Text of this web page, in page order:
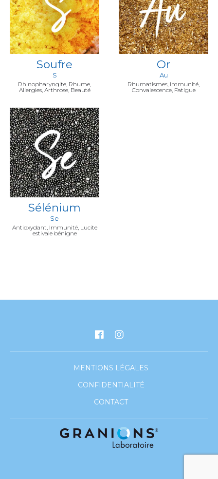
Soufre
S
Rhinopharyngite, Rhume,
Allergies, Arthrose, Beauté
Or
Au
Rhumatismes, Immunité,
Convalescence, Fatigue
Sélénium
Se
Antioxydant, Immunité, Lucite
estivale bénigne
MENTIONS LÉGALES
CONFIDENTIALITÉ
CONTACT